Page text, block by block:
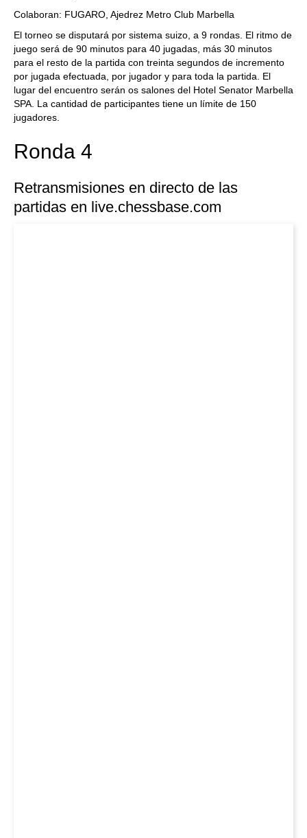
Colaboran: FUGARO, Ajedrez Metro Club Marbella
El torneo se disputará por sistema suizo, a 9 rondas. El ritmo de
juego será de 90 minutos para 40 jugadas, más 30 minutos
para el resto de la partida con treinta segundos de incremento
por jugada efectuada, por jugador y para toda la partida. El
lugar del encuentro serán os salones del Hotel Senator Marbella
SPA. La cantidad de participantes tiene un límite de 150
jugadores.
Ronda 4
Retransmisiones en directo de las
partidas en live.chessbase.com